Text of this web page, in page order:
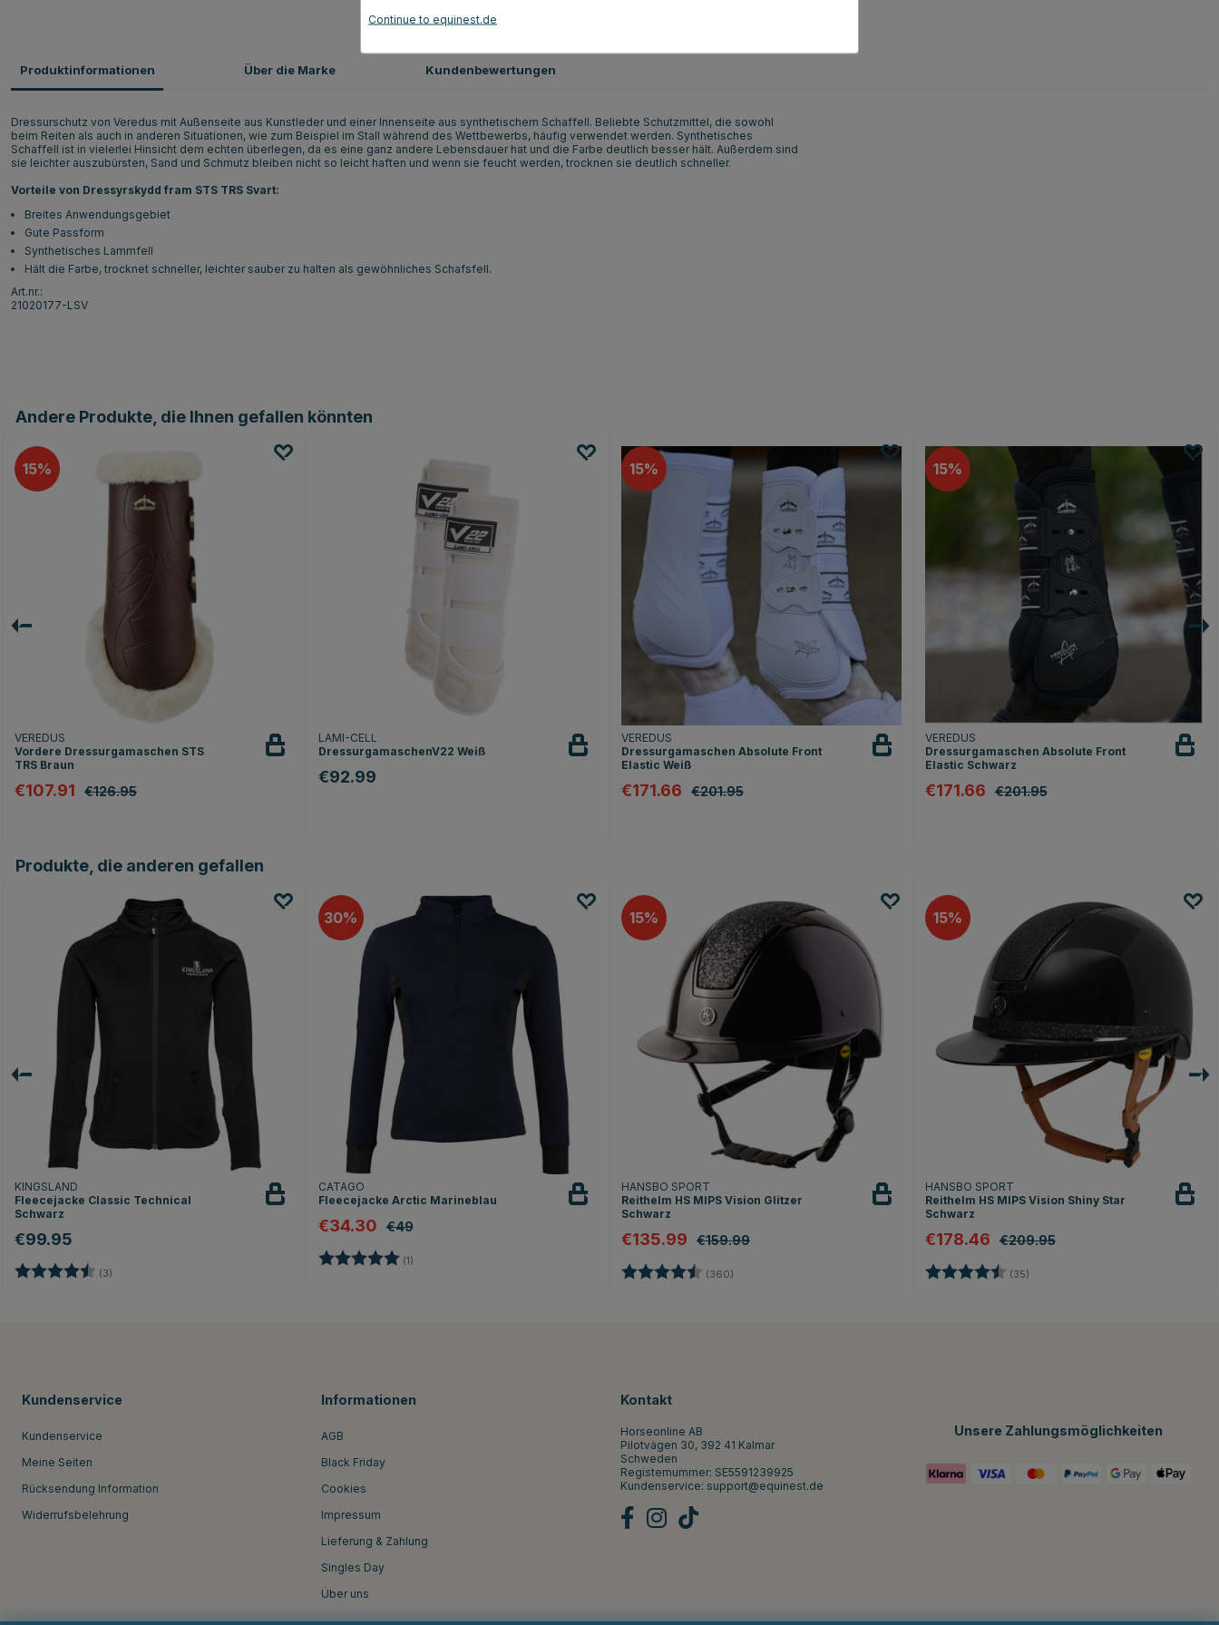
Produktinformationen
Dressurschutz von Veredus mit Außenseite aus Kunstleder und einer Innenseite aus synthetischem Schaffell. Beliebte Schutzmittel, die sowohl
beim Reiten als auch in anderen Situationen, wie zum Beispiel im Stall während des Wettbewerbs, häufig verwendet werden. Synthetisches
Schaffell ist in vielerlei Hinsicht dem echten überlegen, da es eine ganz andere Lebensdauer hat und die Farbe deutlich besser hält. Außerdem sind
sie leichter auszubürsten, Sand und Schmutz bleiben nicht so leicht haften und wenn sie feucht werden, trocknen sie deutlich schneller.
Vorteile von Dressyrskydd fram STS TRS Svart:
Breites Anwendungsgebiet
Gute Passform
Synthetisches Lammfell
Hält die Farbe, trocknet schneller, leichter sauber zu halten als gewöhnliches Schafsfell.
Art.nr.:
21020177-LSV
Über die Marke Kundenbewertungen
Andere Produkte, die Ihnen gefallen könnten
15
VEREDUS
Vordere Dressurgamaschen STS
TRS Braun
€107.91 €126.95
LAMI-CELL
DressurgamaschenV22 Weiß
€92.99
15
VEREDUS
Dressurgamaschen Absolute Front
Elastic Weiß
€171.66 €201.95
15
VEREDUS
Dressurgamaschen Absolute Front
Elastic Schwarz
€171.66 €201.95
Produkte, die anderen gefallen
KINGSLAND
Fleecejacke Classic Technical
Schwarz
€99.95
Bewertung: (3)
30
CATAGO
Fleecejacke Arctic Marineblau
€34.30 €49
Bewertung: (1)
15
HANSBO SPORT
Reithelm HS MIPS Vision Glitzer
Schwarz
€135.99 €159.99
Bewertung: (360)
15
HANSBO SPORT
Reithelm HS MIPS Vision Shiny Star
Schwarz
€178.46 €209.95
Bewertung: (35)
Kundenservice
Kundenservice
Meine Seiten
Rücksendung Information
Widerrufsbelehrung
Informationen
AGB
Black Friday
Cookies
Impressum
Lieferung & Zahlung
Singles Day
Über uns
Kontakt
Horseonline AB
Pilotvägen 30, 392 41 Kalmar
Schweden
Registernummer: SE5591239925
Kundenservice: support@equinest.de
Unsere Zahlungsmöglichkeiten
Continue to equinest.de